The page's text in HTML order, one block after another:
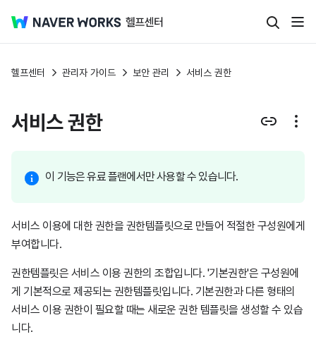
헬프센터 관리자 가이드 보안 관리 서비스 권한
서비스 권한
이 기능은 유료 플랜에서만 사용할 수 있습니다.
서비스 이용에 대한 권한을 권한템플릿으로 만들어 적절한 구성원에게
부여합니다.
권한템플릿은 서비스 이용 권한의 조합입니다. '기본권한'은 구성원에
게 기본적으로 제공되는 권한템플릿입니다. 기본권한과 다른 형태의
서비스 이용 권한이 필요할 때는 새로운 권한 템플릿을 생성할 수 있습
니다.